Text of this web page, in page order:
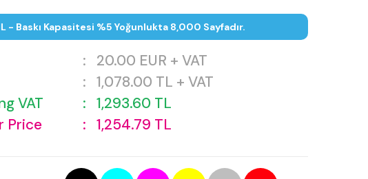
- Baskı Kapasitesi %5 Yoğunlukta 8,000 Sayfadır.
: 20.00 EUR + VAT
: 1,078.00 TL + VAT
VAT
: 1,293.60 TL
Price
: 1,254.79 TL